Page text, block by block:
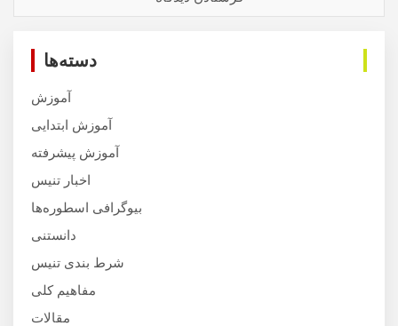
دسته‌ها
آموزش
آموزش ابتدایی
آموزش پیشرفته
اخبار تنیس
بیوگرافی اسطوره‌ها
دانستنی
شرط بندی تنیس
مفاهیم کلی
مقالات